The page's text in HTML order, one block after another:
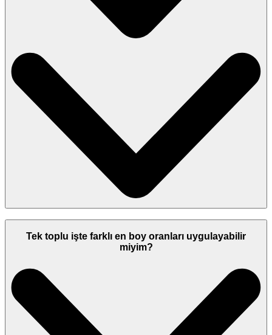
Tek toplu işte farklı en boy oranları uygulayabilir
miyim?